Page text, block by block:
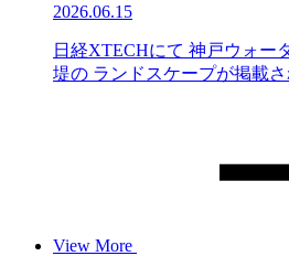
2026.06.15
日経XTECHにて 神戸ウォー
堤の ランドスケープが掲載
View More